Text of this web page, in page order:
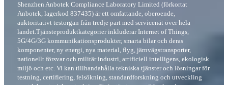
Shenzhen Anbotek Compliance Laboratory Limited (förkortat
Anbotek, lagerkod 837435) är ett omfattande, oberoende,
auktoritativt testorgan från tredje part med servicenät över hela
landet.Tjänsteproduktkategorier inkluderar Internet of Things,
5G/4G/3G kommunikationsprodukter, smarta bilar och deras
komponenter, ny energi, nya material, flyg, järnvägstransporter,
nationellt försvar och militär industri, artificiell intelligens, ekologisk
miljö och etc. Vi kan tillhandahålla tekniska tjänster och lösningar för
testning, certifiering, felsökning, standardforskning och utveckling